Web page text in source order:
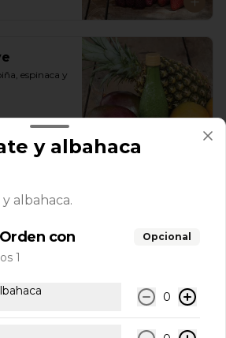
espinaca y
y albahaca
albahaca.
con Opcional
1
0